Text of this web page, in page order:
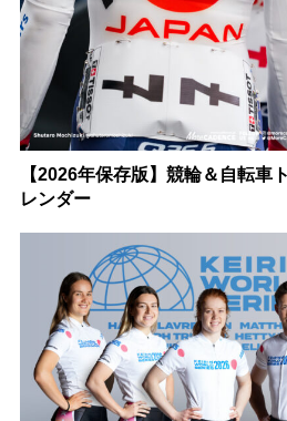
【2026年保存版】競輪＆自転車
レンダー